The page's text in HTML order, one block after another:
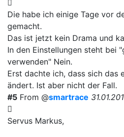
Die habe ich einige Tage vor
gemacht.
Das ist jetzt kein Drama und
In den Einstellungen steht bei
verwenden" Nein.
Erst dachte ich, dass sich das
ändert. Ist aber nicht der Fall.
#5 From @smartrace
Servus Markus,